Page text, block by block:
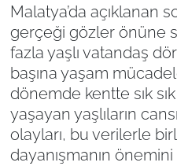
Malatya’da açıklanan
gerçeği gözler önüne
fazla yaşlı vatandaş
başına yaşam
dönemde kentte sık
yaşayan yaşlıların
olayları, bu verilerle
dayanışmanın